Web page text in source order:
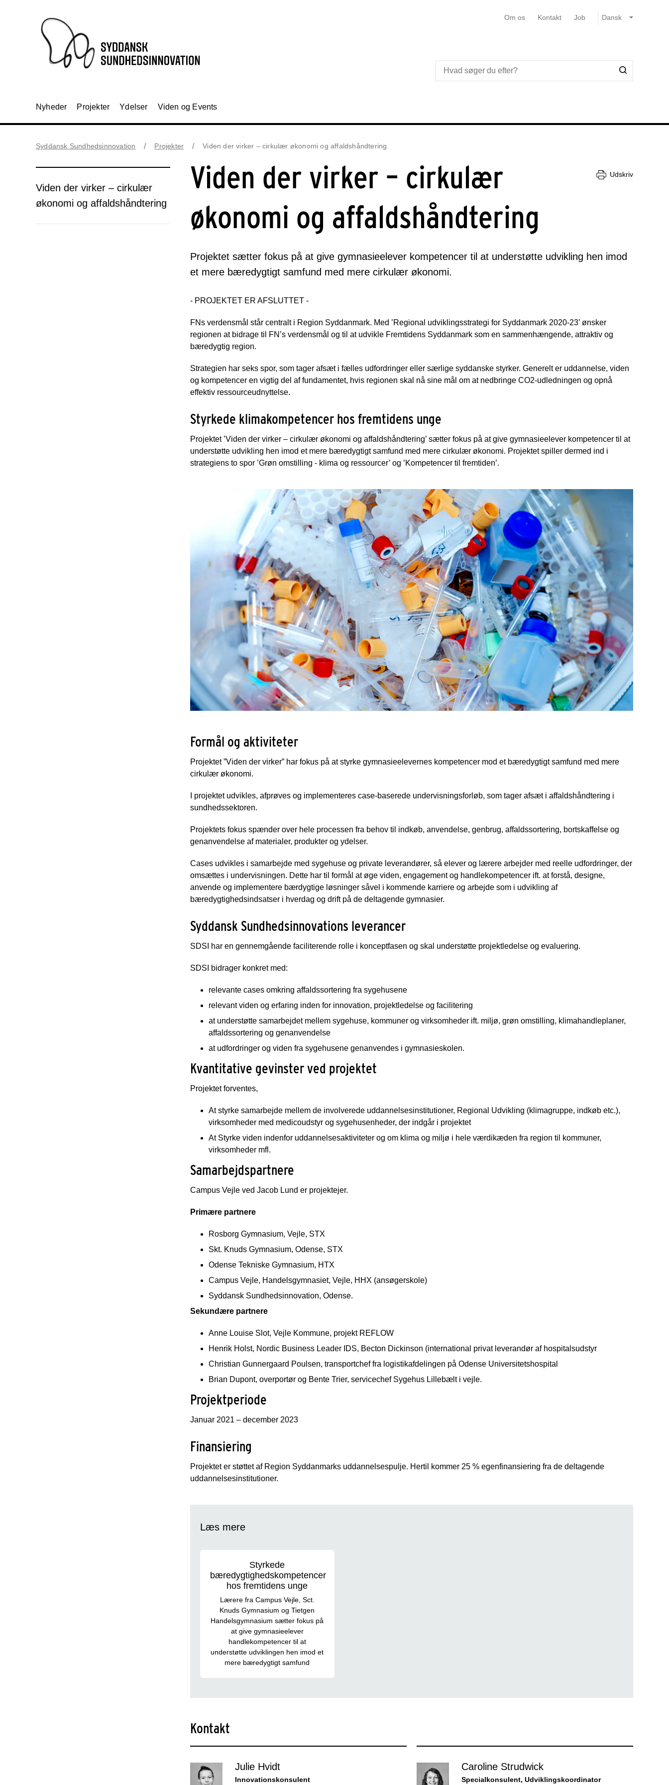
Om os Kontakt Job
Nyheder Projekter Ydelser Viden og Events
Syddansk Sundhedsinnovation Projekter Viden der virker – cirkulær økonomi og affaldshåndtering
Viden der virker – cirkulær
økonomi og affaldshåndtering
Viden der virker – cirkulær
økonomi og affaldshåndtering
Udskriv
Projektet sætter fokus på at give gymnasieelever kompetencer til at understøtte udvikling hen imod
et mere bæredygtigt samfund med mere cirkulær økonomi.
- PROJEKTET ER AFSLUTTET -
FNs verdensmål står centralt i Region Syddanmark. Med ’Regional udviklingsstrategi for Syddanmark 2020-23’ ønsker
regionen at bidrage til FN’s verdensmål og til at udvikle Fremtidens Syddanmark som en sammenhængende, attraktiv og
bæredygtig region.
Strategien har seks spor, som tager afsæt i fælles udfordringer eller særlige syddanske styrker. Generelt er uddannelse, viden
og kompetencer en vigtig del af fundamentet, hvis regionen skal nå sine mål om at nedbringe CO2-udledningen og opnå
effektiv ressourceudnyttelse.
Styrkede klimakompetencer hos fremtidens unge
Projektet ’Viden der virker – cirkulær økonomi og affaldshåndtering’ sætter fokus på at give gymnasieelever kompetencer til at
understøtte udvikling hen imod et mere bæredygtigt samfund med mere cirkulær økonomi. Projektet spiller dermed ind i
strategiens to spor ’Grøn omstilling - klima og ressourcer’ og ’Kompetencer til fremtiden’.
Formål og aktiviteter
Projektet ”Viden der virker” har fokus på at styrke gymnasieelevernes kompetencer mod et bæredygtigt samfund med mere
cirkulær økonomi.
I projektet udvikles, afprøves og implementeres case-baserede undervisningsforløb, som tager afsæt i affaldshåndtering i
sundhedssektoren.
Projektets fokus spænder over hele processen fra behov til indkøb, anvendelse, genbrug, affaldssortering, bortskaffelse og
genanvendelse af materialer, produkter og ydelser.
Cases udvikles i samarbejde med sygehuse og private leverandører, så elever og lærere arbejder med reelle udfordringer, der
omsættes i undervisningen. Dette har til formål at øge viden, engagement og handlekompetencer ift. at forstå, designe,
anvende og implementere bærdygtige løsninger såvel i kommende karriere og arbejde som i udvikling af
bæredygtighedsindsatser i hverdag og drift på de deltagende gymnasier.
Syddansk Sundhedsinnovations leverancer
SDSI har en gennemgående faciliterende rolle i konceptfasen og skal understøtte projektledelse og evaluering.
SDSI bidrager konkret med:
relevante cases omkring affaldssortering fra sygehusene
relevant viden og erfaring inden for innovation, projektledelse og facilitering
at understøtte samarbejdet mellem sygehuse, kommuner og virksomheder ift. miljø, grøn omstilling, klimahandleplaner,
affaldssortering og genanvendelse
at udfordringer og viden fra sygehusene genanvendes i gymnasieskolen.
Kvantitative gevinster ved projektet
Projektet forventes,
At styrke samarbejde mellem de involverede uddannelsesinstitutioner, Regional Udvikling (klimagruppe, indkøb etc.),
virksomheder med medicoudstyr og sygehusenheder, der indgår i projektet
At Styrke viden indenfor uddannelsesaktiviteter og om klima og miljø i hele værdikæden fra region til kommuner,
virksomheder mfl.
Samarbejdspartnere
Campus Vejle ved Jacob Lund er projektejer.
Primære partnere
Rosborg Gymnasium, Vejle, STX
Skt. Knuds Gymnasium, Odense, STX
Odense Tekniske Gymnasium, HTX
Campus Vejle, Handelsgymnasiet, Vejle, HHX (ansøgerskole)
Syddansk Sundhedsinnovation, Odense.
Sekundære partnere
Anne Louise Slot, Vejle Kommune, projekt REFLOW
Henrik Holst, Nordic Business Leader IDS, Becton Dickinson (international privat leverandør af hospitalsudstyr
Christian Gunnergaard Poulsen, transportchef fra logistikafdelingen på Odense Universitetshospital
Brian Dupont, overportør og Bente Trier, servicechef Sygehus Lillebælt i vejle.
Projektperiode
Januar 2021 – december 2023
Finansiering
Projektet er støttet af Region Syddanmarks uddannelsespulje. Hertil kommer 25 % egenfinansiering fra de deltagende
uddannelsesinstitutioner.
Læs mere
Styrkede
bæredygtighedskompetencer
hos fremtidens unge
Lærere fra Campus Vejle, Sct.
Knuds Gymnasium og Tietgen
Handelsgymnasium sætter fokus på
at give gymnasieelever
handlekompetencer til at
understøtte udviklingen hen imod et
mere bæredygtigt samfund
Kontakt
Julie Hvidt
Innovationskonsulent
Caroline Strudwick
Specialkonsulent, Udviklingskoordinator